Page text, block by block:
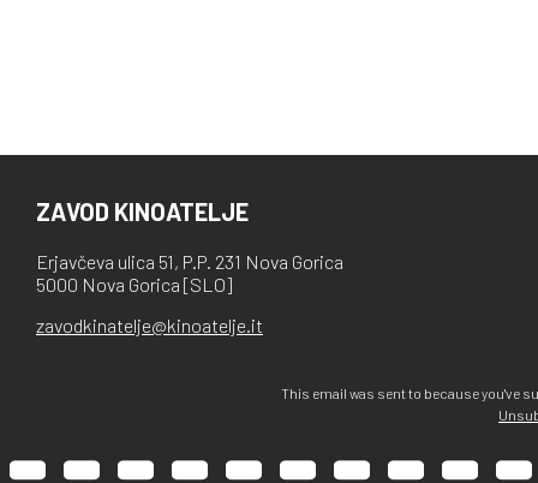
ZAVOD KINOATELJE
Erjavčeva ulica 51, P.P. 231 Nova Gorica
5000 Nova Gorica [SLO]
zavodkinatelje@kinoatelje.it
This email was sent to because you've